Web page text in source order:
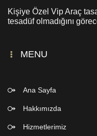
Kişiye Özel Vip Araç
tesadüf olmadığını
MENU
Ana Sayfa
Hakkımızda
Hizmetlerimiz